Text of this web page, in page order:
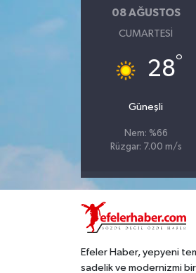
08 AĞUSTOS
CUMARTESI
28°
Güneşli
Nem: %66
Rüzgar: 7.00 m/s
Efeler Haber, yepyeni
sadelik ve modernizmi